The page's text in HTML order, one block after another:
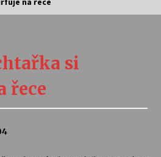
výstavy Josefíny Duškové: Stávám se
si
řece